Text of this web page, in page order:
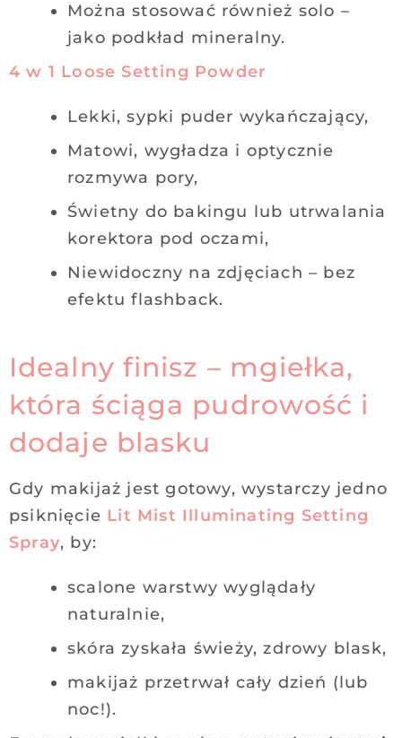
Można stosować również solo –
jako podkład mineralny.
4 w 1 Loose Setting Powder
Lekki, sypki puder wykańczający,
Matowi, wygładza i optycznie
rozmywa pory,
Świetny do bakingu lub utrwalania
korektora pod oczami,
Niewidoczny na zdjęciach – bez
efektu flashback.
Idealny finisz – mgiełka,
która ściąga pudrowość i
dodaje blasku
Gdy makijaż jest gotowy, wystarczy jedno
psiknięcie Lit Mist Illuminating Setting
Spray, by:
scalone warstwy wyglądały
naturalnie,
skóra zyskała świeży, zdrowy blask,
makijaż przetrwał cały dzień (lub
noc!).